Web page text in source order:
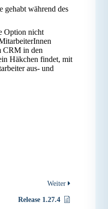
gehabt während des
Option nicht
CRM in den
Häkchen findet, mit
aus- und
Weiter
Release 1.27.4